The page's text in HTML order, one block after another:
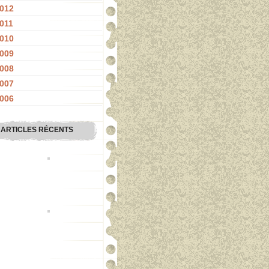
ARTICLES RÉCENTS